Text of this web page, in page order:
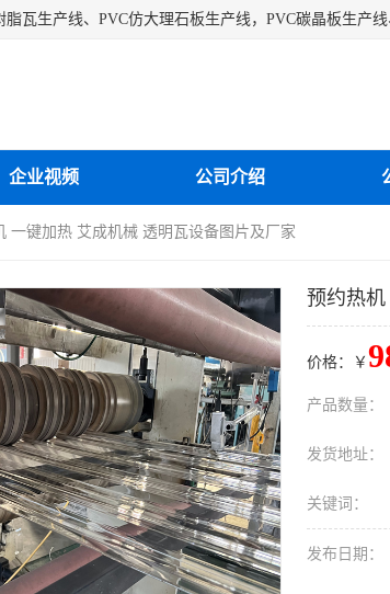
企业视频 公司介绍
一键加热 艾成机械 透明瓦设备图片及厂家
预约热
价格：￥
产品数量：
发货地址：
关键词：
发布日期：